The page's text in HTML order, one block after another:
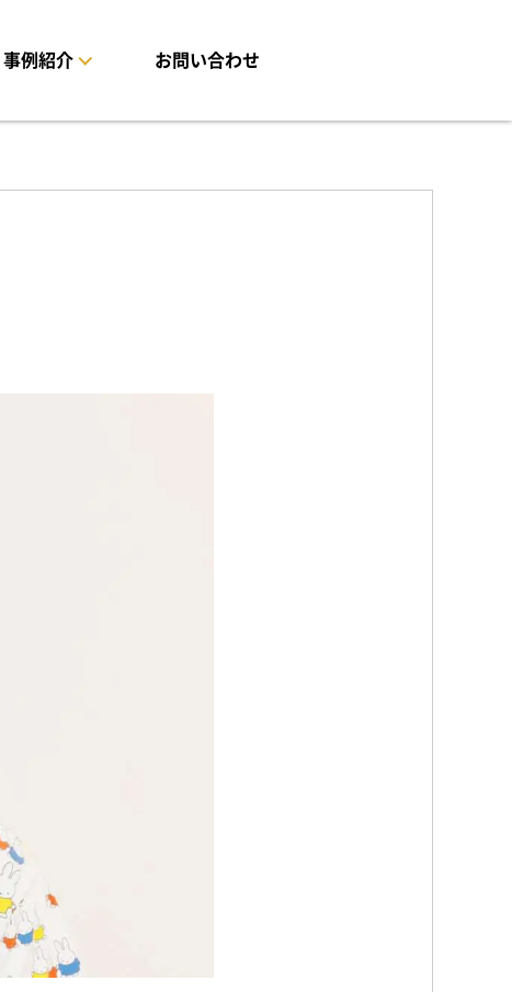
事例紹介
人代行
お問い合わせ